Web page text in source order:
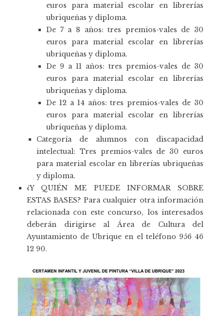
euros para material escolar en librerías
ubriqueñas y diploma.
De 7 a 8 años: tres premios-vales de 30
euros para material escolar en librerías
ubriqueñas y diploma.
De 9 a 11 años: tres premios-vales de 30
euros para material escolar en librerías
ubriqueñas y diploma.
De 12 a 14 años: tres premios-vales de 30
euros para material escolar en librerías
ubriqueñas y diploma.
Categoría de alumnos con discapacidad
intelectual: Tres premios-vales de 30 euros
para material escolar en librerías ubriqueñas
y diploma.
¿Y QUIÉN ME PUEDE INFORMAR SOBRE
ESTAS BASES? Para cualquier otra información
relacionada con este concurso, los interesados
deberán dirigirse al Área de Cultura del
Ayuntamiento de Ubrique en el teléfono 956 46
12 90.